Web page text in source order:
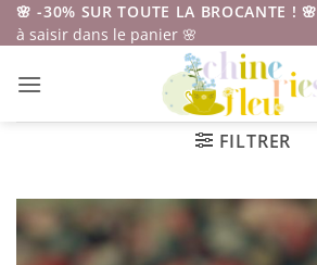
Passer
au
🌸 -30% SUR TOUTE LA BROCANTE ! 🌸
à saisir dans le panier 🌸
FILTRER